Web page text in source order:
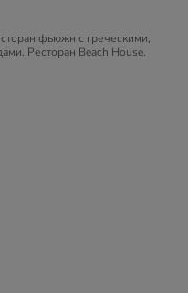
фьюжн с греческими,
Ресторан Beach House.